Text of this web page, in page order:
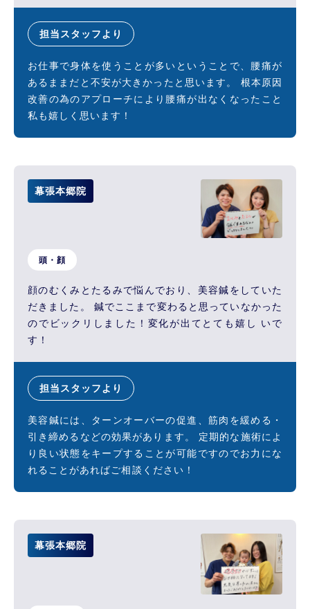
担当スタッフより
お仕事で身体を使うことが多いということで、腰痛が
あるままだと不安が大きかったと思います。 根本原因
改善の為のアプローチにより腰痛が出なくなったこと
私も嬉しく思います！
幕張本郷院
頭・顔
顔のむくみとたるみで悩んでおり、美容鍼をしていた
だきました。 鍼でここまで変わると思っていなかった
のでビックリしました！変化が出てとても嬉し いで
す！
担当スタッフより
美容鍼には、ターンオーバーの促進、筋肉を緩める・
引き締めるなどの効果があります。 定期的な施術によ
り良い状態をキープすることが可能ですのでお力にな
れることがあればご相談ください！
幕張本郷院